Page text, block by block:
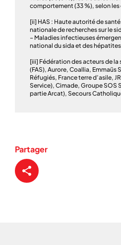
comportement (33 %), selon les
[ii] HAS : Haute autorité de
nationale de recherches sur le
– Maladies infectieuses
national du sida et des
[iii] Fédération des acteurs de
(FAS), Aurore, Coallia, Emmaüs
Réfugiés, France terre d’asile,
Service), Cimade, Groupe SOS
partie Arcat), Secours
Partager